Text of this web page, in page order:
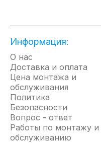
пульта со встроенным
измеряет и
температуру в
нагревательные
необходимости, тем
энергопотребление
помещения.
Так же пульт
мощность завесы в
Информация:
О нас
Доставка и оплата
Цена монтажа и
обслуживания
Политика
Безопасности
Вопрос - ответ
Работы по монтажу и
обслуживанию